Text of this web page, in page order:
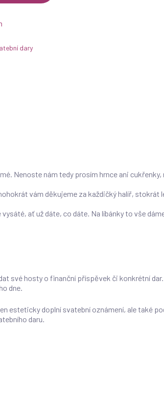
dary
Nenoste nám tedy prosím hrnce ani
vám děkujeme za každičký halíř, stokrát
ať už dáte, co dáte. Na líbánky to vše
své hosty o finanční příspěvek či konkrétní
dne.
esteticky doplní svatební oznámení, ale také
daru.